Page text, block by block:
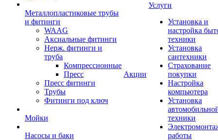
Металлопластиковые трубы
и фитинги
WAAG
Аксиальные фитинги
Нерж. фитинги и
труба
Компрессионные
Пресс
Пресс фитинги
Трубы
Фитинги под ключ
Мойки
Насосы и баки
Акции
Услуги
Установка и
настройка
техники
Установка
сантехники
Страхование
покупки
Настройка
компьютера
Установка
техники
работы